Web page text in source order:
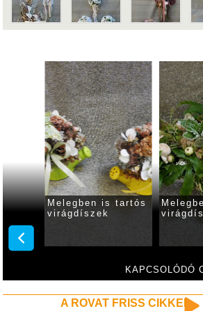
KAPCSOLÓDÓ
napja
Melegben is tartós
virágdíszek
A ROVAT FRISS CIKKEI